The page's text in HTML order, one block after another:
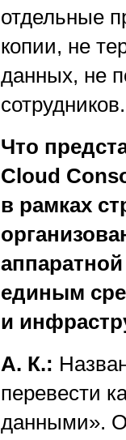
отдельные
копии, не
данных, не
сотрудников.
Что
Cloud
в рамках
единым
и
А. К.:
перевести
данными».